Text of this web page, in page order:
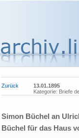
Zurück
13.01.1895
Kategorie: Briefe
Simon Büchel an
Büchel für das Haus